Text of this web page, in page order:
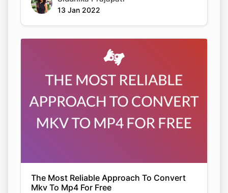
13 Jan 2022
The Most Reliable Approach To Convert
Mkv To Mp4 For Free